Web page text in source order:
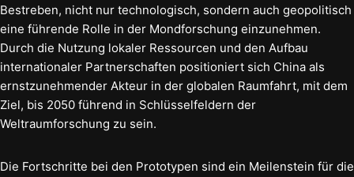
Bestreben, nicht nur technologisch, sondern auch geopolitisch
eine führende Rolle in der Mondforschung einzunehmen.
Durch die Nutzung lokaler Ressourcen und den Aufbau
internationaler Partnerschaften positioniert sich China als
ernstzunehmender Akteur in der globalen Raumfahrt, mit dem
Ziel, bis 2050 führend in Schlüsselfeldern der
Weltraumforschung zu sein.
Die Fortschritte bei den Prototypen sind ein Meilenstein für die